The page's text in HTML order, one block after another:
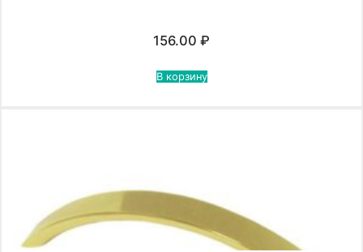
156.00 ₽
В корзину